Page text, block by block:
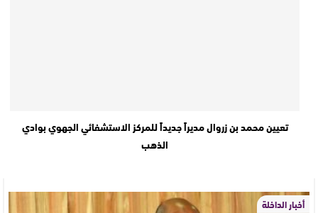
تعيين محمد بن زروال مديراً جديداً للمركز الاستشفائي الجهوي بوادي
الذهب
أخبار الداخلة